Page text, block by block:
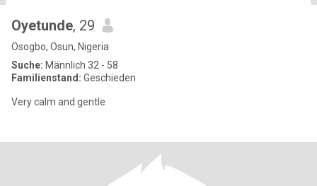
Oyetunde, 29
Osogbo, Osun, Nigeria
Suche: Männlich 32 - 58
Familienstand: Geschieden
Very calm and gentle